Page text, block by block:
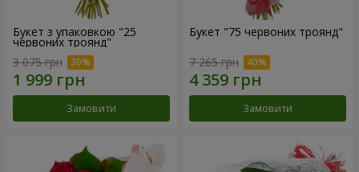
Букет з упаковкою "25
червоних троянд"
3 075 грн
Замовити
Букет "75 червоних троянд"
7 265 грн
Замовити